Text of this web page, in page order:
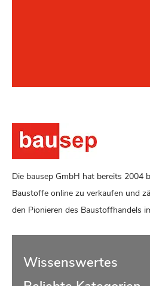
Die bausep GmbH hat bereits 2004
Baustoffe online zu verkaufen und
den Pionieren des Baustoffhandels
Wissenswertes